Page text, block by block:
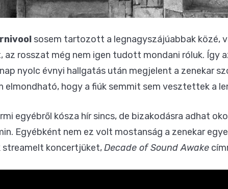
sosem tartozott a legnagyszájúabbak közé,
az rosszat még nem igen tudott mondani róluk. Így
nyolc évnyi hallgatás után megjelent a zenekar
elmondható, hogy a fiúk semmit sem vesztettek a
egyébről kósza hír sincs, de bizakodásra adhat
Egyébként nem ez volt mostanság a zenekar
streamelt koncertjüket,Decade of Sound Awake